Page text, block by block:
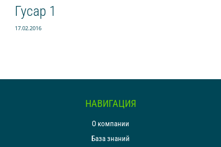
Питьевая платформа
Магазин без кассира
Касса для офлайн магазина
Гусар 1
17.02.2016
НАВИГАЦИЯ
О компании
База знаний